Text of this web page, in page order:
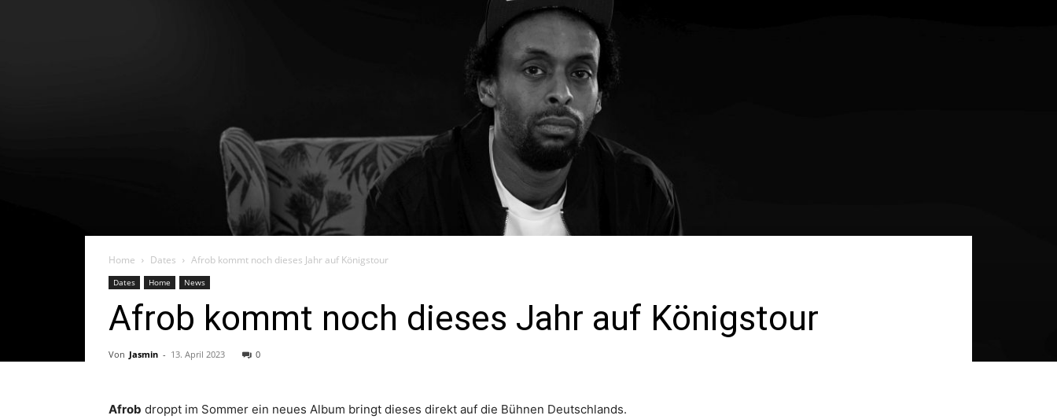
Home Dates Afrob kommt noch dieses Jahr auf Königstour
Dates Home News
Afrob kommt noch dieses Jahr auf Königstour
Von Jasmin - 13. April 2023 0
Afrob droppt im Sommer ein neues Album bringt dieses direkt auf die Bühnen Deutschlands.